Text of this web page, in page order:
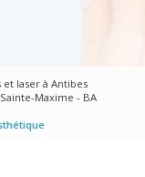
laser à Antibes
Maxime - BA